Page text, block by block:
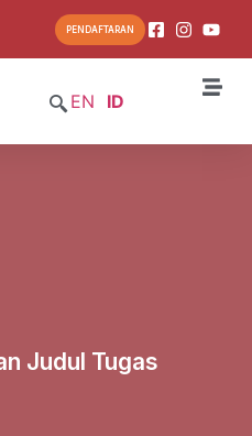
PENDAFTARAN
EN ID
Judul Tugas